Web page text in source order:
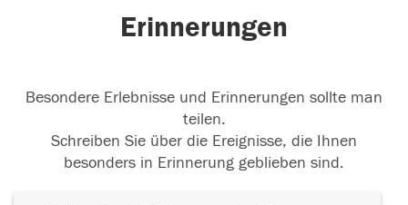
Erinnerungen
Besondere Erlebnisse und Erinnerungen sollte man
teilen.
Schreiben Sie über die Ereignisse, die Ihnen
besonders in Erinnerung geblieben sind.